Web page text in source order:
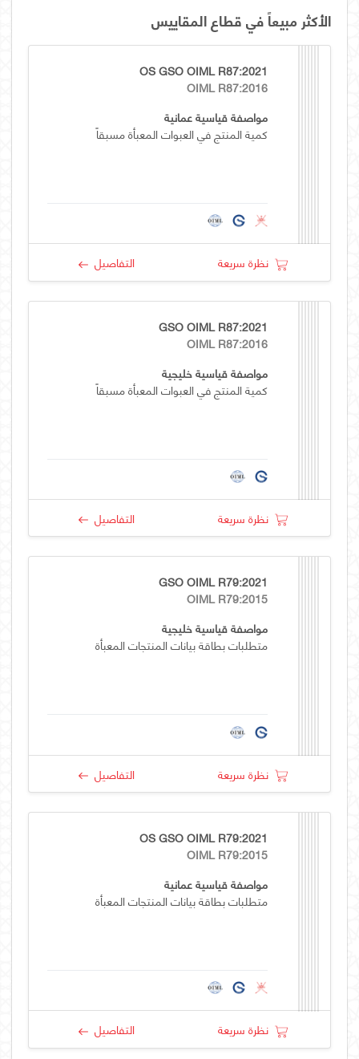
الأكثر مبيعاً في قطاع المقاييس
OS GSO OIML R87:2021
OIML R87:2016
مواصفة قياسية عمانية
كمية المنتج في العبوات المعبأة مسبقاً
نظرة سريعة التفاصيل
GSO OIML R87:2021
OIML R87:2016
مواصفة قياسية خليجية
كمية المنتج في العبوات المعبأة مسبقاً
نظرة سريعة التفاصيل
GSO OIML R79:2021
OIML R79:2015
مواصفة قياسية خليجية
متطلبات بطاقة بيانات المنتجات المعبأة
نظرة سريعة التفاصيل
OS GSO OIML R79:2021
OIML R79:2015
مواصفة قياسية عمانية
متطلبات بطاقة بيانات المنتجات المعبأة
نظرة سريعة التفاصيل